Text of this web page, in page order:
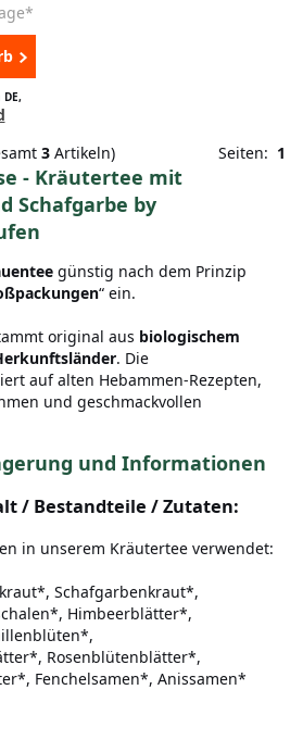
3 Artikeln) Seiten: 1
- Kräutertee mit
Schafgarbe by
günstig nach dem Prinzip
“ ein.
original aus biologischem
. Die
auf alten Hebammen-Rezepten,
und geschmackvollen
und Informationen
/ Bestandteile / Zutaten:
in unserem Kräutertee verwendet:
Schafgarbenkraut*,
Himbeerblätter*,
Rosenblütenblätter*,
Fenchelsamen*, Anissamen*